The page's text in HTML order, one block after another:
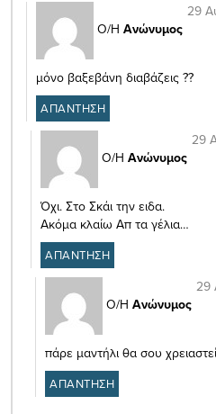
Ο/Η Ανώνυμος
29
μόνο βαξεβάνη διαβάζεις ??
ΑΠΑΝΤΗΣΗ
Ο/Η Ανώνυμος
29
Όχι. Στο Σκάι την ειδα.
Ακόμα κλαίω Απ τα γέλια…
ΑΠΑΝΤΗΣΗ
Ο/Η Ανώνυμος
29
πάρε μαντήλι θα σου χρειαστεί
ΑΠΑΝΤΗΣΗ